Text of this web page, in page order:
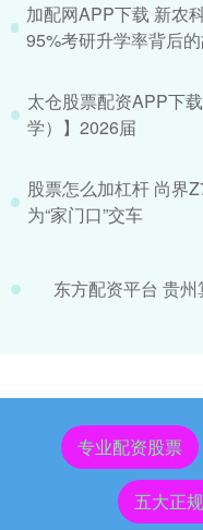
加配网APP下载 新农
95%考研升学率背后
太仓股票配资APP下
学）】2026届
股票怎么加杠杆 尚界
为“家门口”交车
东方配资平台 贵
专业配资股票
五大正